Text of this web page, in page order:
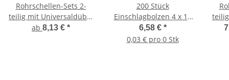
Rohrschellen-Sets 2-
teilig mit Universaldübel
und Stockschrauben zu
ab 8,13 € *
200 Stück
Einschlagbolzen 4 x 18
mm ohne Gewinde
6,58 € *
0,03 € pro 0 Stk